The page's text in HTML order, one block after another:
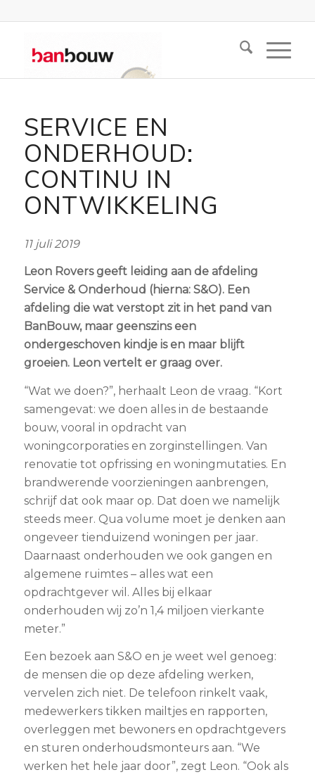
SERVICE EN
ONDERHOUD:
CONTINU IN
ONTWIKKELING
11 juli 2019
Leon Rovers geeft leiding aan de afdeling
Service & Onderhoud (hierna: S&O). Een
afdeling die wat verstopt zit in het pand van
BanBouw, maar geenszins een
ondergeschoven kindje is en maar blijft
groeien. Leon vertelt er graag over.
“Wat we doen?”, herhaalt Leon de vraag. “Kort
samengevat: we doen alles in de bestaande
bouw, vooral in opdracht van
woningcorporaties en zorginstellingen. Van
renovatie tot opfrissing en woningmutaties. En
brandwerende voorzieningen aanbrengen,
schrijf dat ook maar op. Dat doen we namelijk
steeds meer. Qua volume moet je denken aan
ongeveer tienduizend woningen per jaar.
Daarnaast onderhouden we ook gangen en
algemene ruimtes – alles wat een
opdrachtgever wil. Alles bij elkaar
onderhouden wij zo’n 1,4 miljoen vierkante
meter.”
Een bezoek aan S&O en je weet wel genoeg:
de mensen die op deze afdeling werken,
vervelen zich niet. De telefoon rinkelt vaak,
medewerkers tikken mailtjes en rapporten,
overleggen met bewoners en opdrachtgevers
en sturen onderhoudsmonteurs aan. “We
werken het hele jaar door”, zegt Leon. “Ook als